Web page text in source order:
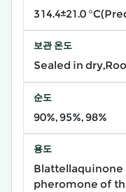
314.4±21.0
보관 온도
Sealed in
순도
90%, 95%, 98%
용도
Blattellaquinone
pheromone of